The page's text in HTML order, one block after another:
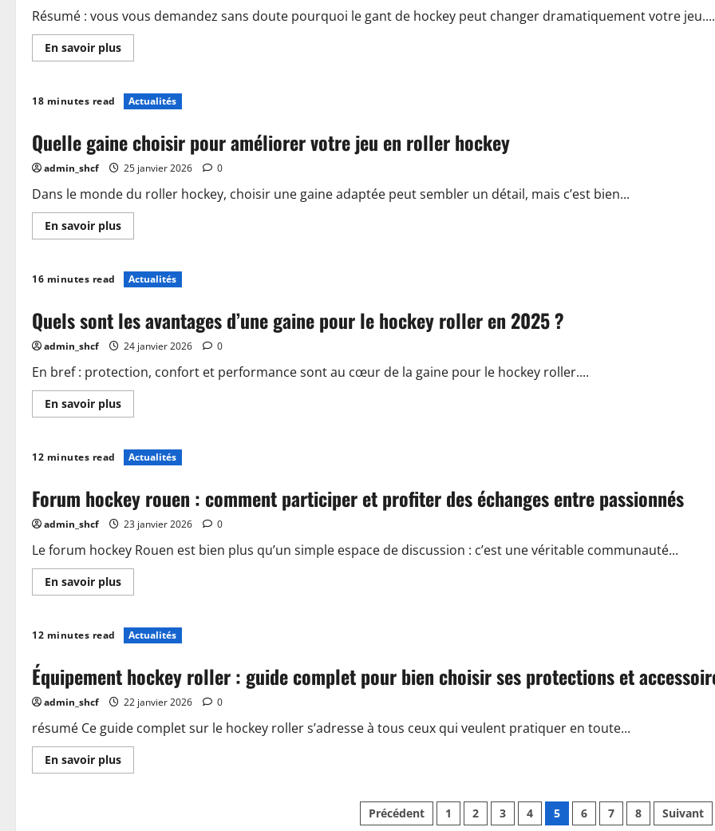
Résumé : vous vous demandez sans doute pourquoi le gant de hockey peut changer dramatiquement votre jeu....
En savoir plusEn
savoir
Comment
choisir
le
de
hockey
pour
votre
performance
18 minutes read Actualités
Quelle gaine choisir pour améliorer votre jeu en roller hockey
admin_shcf 25 janvier 2026 0
Dans le monde du roller hockey, choisir une gaine adaptée peut sembler un détail, mais c’est bien...
En savoir plusEn
savoir
Quelle
gaine
choisir
améliorer
votre
en
hockey
16 minutes read Actualités
Quels sont les avantages d’une gaine pour le hockey roller en 2025 ?
admin_shcf 24 janvier 2026 0
En bref : protection, confort et performance sont au cœur de la gaine pour le hockey roller....
En savoir plusEn
savoir
Quels
sont
les
d’une
gaine
pour
le
roller
en
2025
?
12 minutes read Actualités
Forum hockey rouen : comment participer et profiter des échanges entre passionnés
admin_shcf 23 janvier 2026 0
Le forum hockey Rouen est bien plus qu’un simple espace de discussion : c’est une véritable communauté...
En savoir plusEn
savoir
Forum
hockey
rouen
comment
participer
profiter
échanges
entre
passionnés
12 minutes read Actualités
Équipement hockey roller : guide complet pour bien choisir ses protections et
admin_shcf 22 janvier 2026 0
résumé Ce guide complet sur le hockey roller s’adresse à tous ceux qui veulent pratiquer en toute...
En savoir plusEn
savoir
Pagination
Précédent 1 2 3 4 5 6 7 8 Suivant